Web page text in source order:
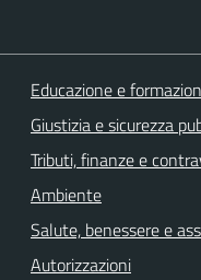
Educazione e
Giustizia e sicurezza
Tributi, finanze e
Ambiente
Salute, benessere e
Autorizzazioni